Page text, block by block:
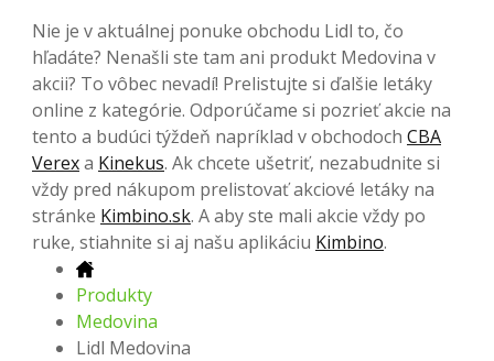
Nie je v aktuálnej ponuke obchodu Lidl to, čo
hľadáte? Nenašli ste tam ani produkt Medovina v
akcii? To vôbec nevadí! Prelistujte si ďalšie letáky
online z kategórie. Odporúčame si pozrieť akcie na
tento a budúci týždeň napríklad v obchodoch CBA
Verexa Kinekus. Ak chcete ušetriť, nezabudnite si
vždy pred nákupom prelistovať akciové letáky na
stránke Kimbino.sk. A aby ste mali akcie vždy po
ruke, stiahnite si aj našu aplikáciu Kimbino.
Produkty
Medovina
Lidl Medovina